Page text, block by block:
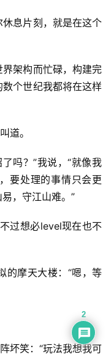
息片刻，就是在这个
架构而忙碌，构建完
个世纪我都将在这样
道。
吗？”我说，“就像我
要处理的事情只会更
，守江山难。”
过想必level现在也不
的摩天大楼：“嗯，等
坏笑：“玩法我想我可
2